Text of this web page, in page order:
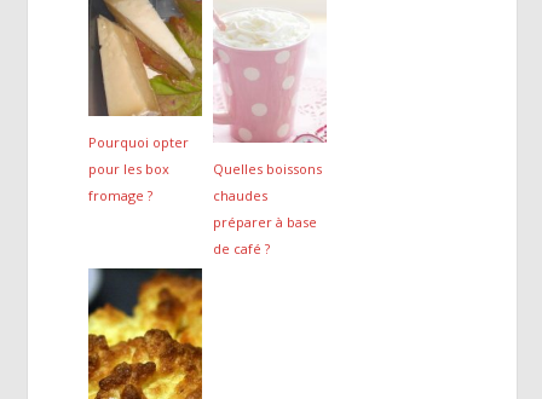
Pourquoi opter
pour les box
fromage ?
Quelles boissons
chaudes
préparer à base
de café ?